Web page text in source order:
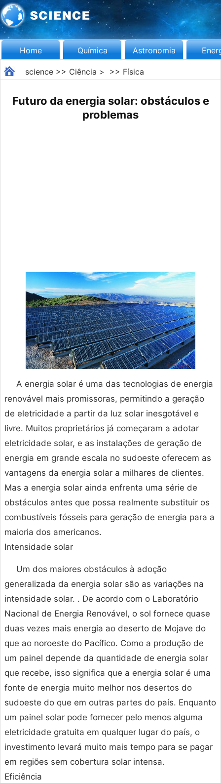
Home Química Astronomia
science>> Ciência > >> Física
Futuro da energia solar: obstáculos e
problemas
A energia solar é uma das tecnologias de energia
renovável mais promissoras, permitindo a geração
de eletricidade a partir da luz solar inesgotável e
livre. Muitos proprietários já começaram a adotar
eletricidade solar, e as instalações de geração de
energia em grande escala no sudoeste oferecem as
vantagens da energia solar a milhares de clientes.
Mas a energia solar ainda enfrenta uma série de
obstáculos antes que possa realmente substituir os
combustíveis fósseis para geração de energia para a
maioria dos americanos.
Intensidade solar
Um dos maiores obstáculos à adoção
generalizada da energia solar são as variações na
intensidade solar. . De acordo com o Laboratório
Nacional de Energia Renovável, o sol fornece quase
duas vezes mais energia ao deserto de Mojave do
que ao noroeste do Pacífico. Como a produção de
um painel depende da quantidade de energia solar
que recebe, isso significa que a energia solar é uma
fonte de energia muito melhor nos desertos do
sudoeste do que em outras partes do país. Enquanto
um painel solar pode fornecer pelo menos alguma
eletricidade gratuita em qualquer lugar do país, o
investimento levará muito mais tempo para se pagar
em regiões sem cobertura solar intensa.
Eficiência